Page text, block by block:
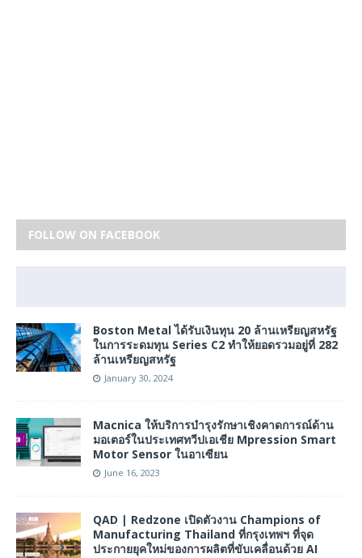
FOLLOW ON FACEBOOK
Boston Metal ได้รับเงินทุน 20 ล้านเหรียญสหรัฐ
ในการระดมทุน Series C2 ทำให้ยอดรวมอยู่ที่ 282
ล้านเหรียญสหรัฐ
January 30, 2024
Macnica ให้บริการบำรุงรักษาเชิงคาดการณ์ด้าน
มอเตอร์ในประเทศทวีปเอเชีย Mpression Smart
Motor Sensor ในอาเซียน
June 16, 2023
QAD | Redzone เปิดตัวงาน Champions of
Manufacturing Thailand ที่กรุงเทพฯ ที่จุด
ประกายยุคใหม่ของการผลิตที่ขับเคลื่อนด้วย AI